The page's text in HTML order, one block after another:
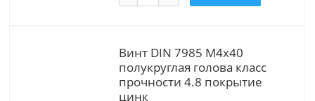
Винт DIN 7985 М4х40
полукруглая голова класс
прочности 4.8 покрытие
цинк